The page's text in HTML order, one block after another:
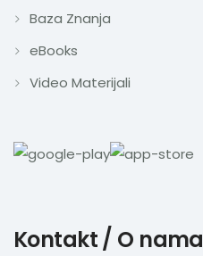
Baza Znanja
eBooks
Video Materijali
Kontakt / O nama